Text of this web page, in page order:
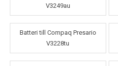
V3249au
Batteri till Compaq Presario
V3228tu